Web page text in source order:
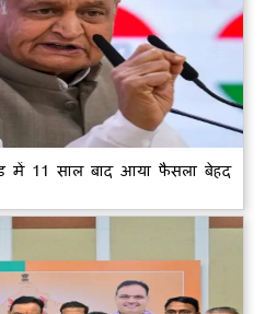
में 11 साल बाद आया फैसला बेहद